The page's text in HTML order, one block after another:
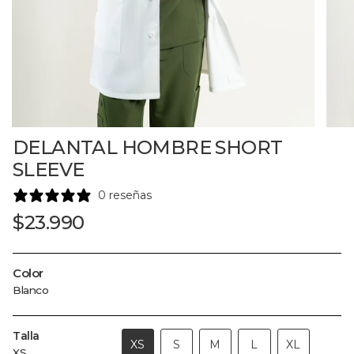
DELANTAL HOMBRE SHORT
SLEEVE
0 reseñas
Precio
regular
$23.990
Color
Blanco
no
disponible
Talla
XS
S VARIANTE
M
L VARIANTE
XL